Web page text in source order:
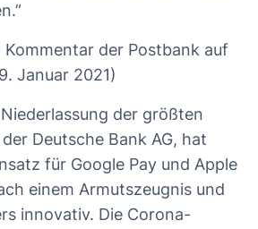
Kommentar der Postbank auf
Januar 2021)
der größten
Deutsche Bank AG, hat
für Google Pay und Apple
einem Armutszeugnis und
innovativ. Die Corona-